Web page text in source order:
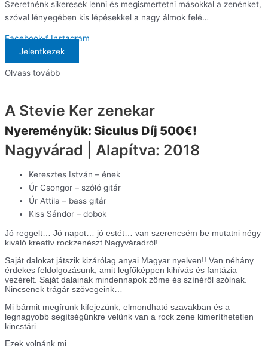
Szeretnénk sikeresek lenni és megismertetni másokkal a zenénket,
szóval lényegében kis lépésekkel a nagy álmok felé…
Facebook-f Instagram
Jelentkezek
Olvass tovább
A Stevie Ker zenekar
Nyereményük: Siculus Díj 500€!
Nagyvárad | Alapítva: 2018
Keresztes István – ének
Úr Csongor – szóló gitár
Úr Attila – bass gitár
Kiss Sándor – dobok
Jó reggelt… Jó napot… jó estét… van szerencsém be mutatni négy
kiváló kreatív rockzenészt Nagyváradról!
Saját dalokat játszik kizárólag anyai Magyar nyelven!! Van néhány
érdekes feldolgozásunk, amit legfőképpen kihívás és fantázia
vezérelt. Saját dalainak mindennapok zöme és színéről szólnak.
Nincsenek trágár szövegeink…
Mi bármit megírunk kifejezünk, elmondható szavakban és a
legnagyobb segítségünkre velünk van a rock zene kimeríthetetlen
kincstári.
Ezek volnánk mi…